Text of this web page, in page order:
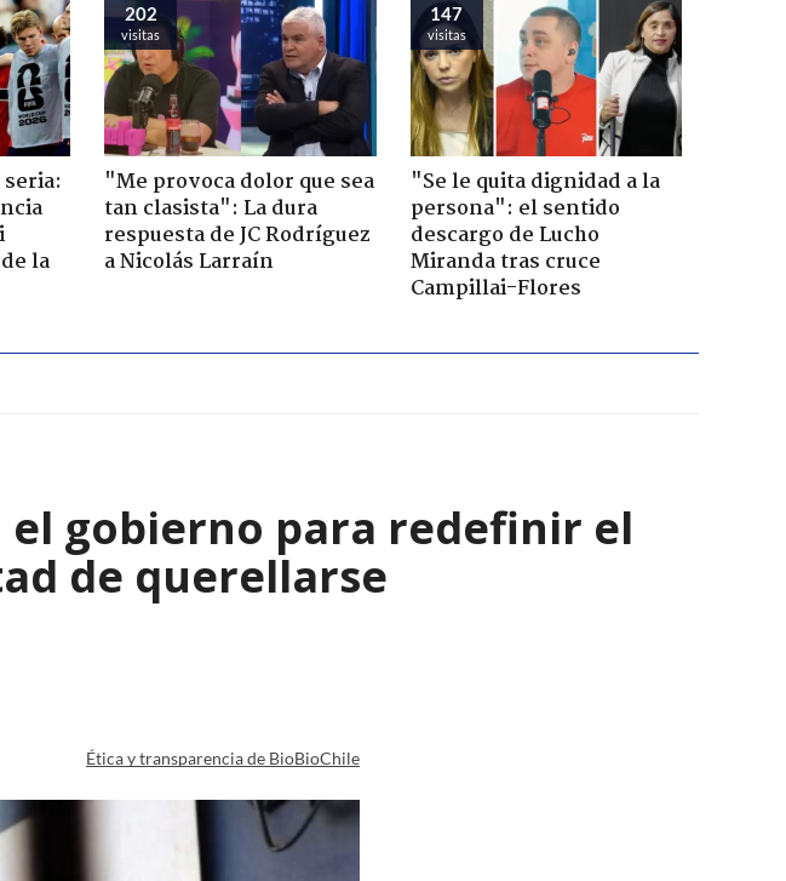
la
202
visitas
"Me provoca dolor que sea
tan clasista": La dura
respuesta de JC Rodríguez
a Nicolás Larraín
147
visitas
"Se le quita dignidad a la
persona": el sentido
descargo de Lucho
Miranda tras cruce
Campillai-Flores
gobierno para redefinir el
de querellarse
Ética y transparencia de BioBioChile